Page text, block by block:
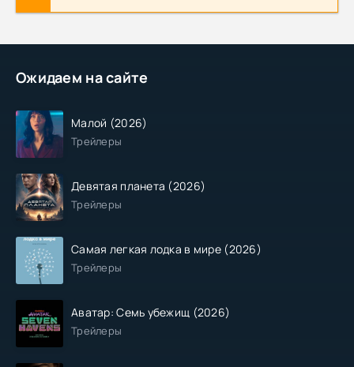
Ожидаем на сайте
Малой (2026)
Трейлеры
Девятая планета (2026)
Трейлеры
Самая легкая лодка в мире (2026)
Трейлеры
Аватар: Семь убежищ (2026)
Трейлеры